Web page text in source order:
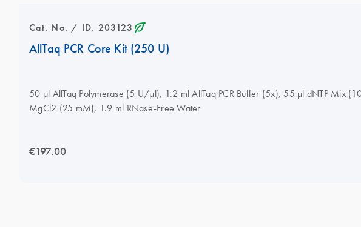
Cat. No. / ID. 203123 icon_0368_ls_gen_eco_friendly-s
AllTaq PCR Core Kit (250 U)
50 µl AllTaq Polymerase (5 U/µl), 1.2 ml AllTaq PCR Buffer (5x), 55 µl dNTP Mix
MgCl2 (25 mM), 1.9 ml RNase-Free Water
€197.00